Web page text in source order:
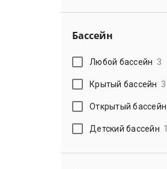
Бассейн
Любой бассейн 3
Крытый бассейн 3
Открытый бассейн
Детский бассейн 1